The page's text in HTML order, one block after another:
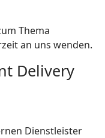
Thema
an uns wenden.
Delivery
Dienstleister